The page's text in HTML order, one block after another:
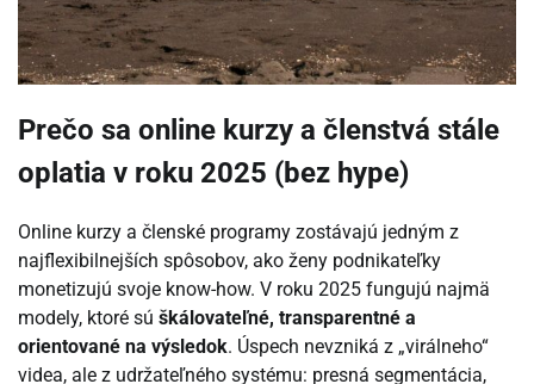
Prečo sa online kurzy a členstvá stále
oplatia v roku 2025 (bez hype)
Online kurzy a členské programy zostávajú jedným z
najflexibilnejších spôsobov, ako ženy podnikateľky
monetizujú svoje know-how. V roku 2025 fungujú najmä
modely, ktoré sú škálovateľné, transparentné a
orientované na výsledok. Úspech nevzniká z „virálneho“
videa, ale z udržateľného systému: presná segmentácia,